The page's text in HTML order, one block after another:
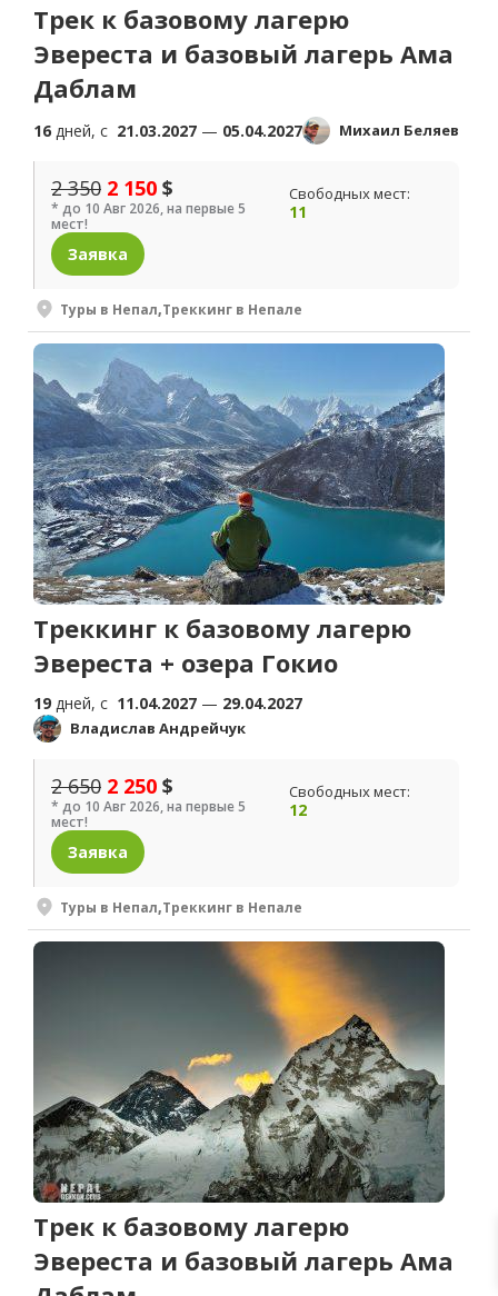
Трек к базовому лагерю
Эвереста и базовый лагерь Ама
Даблам
16 дней, c 21.03.2027 — 05.04.2027 Михаил Беляев
2 350 2 150 $
* до 10 Авг 2026, на первые 5
мест!
Свободных мест:
11
Заявка
Туры в Непал,Треккинг в Непале
Треккинг к базовому лагерю
Эвереста + озера Гокио
19 дней, c 11.04.2027 — 29.04.2027
Владислав Андрейчук
2 650 2 250 $
* до 10 Авг 2026, на первые 5
мест!
Свободных мест:
12
Заявка
Туры в Непал,Треккинг в Непале
Трек к базовому лагерю
Эвереста и базовый лагерь Ама